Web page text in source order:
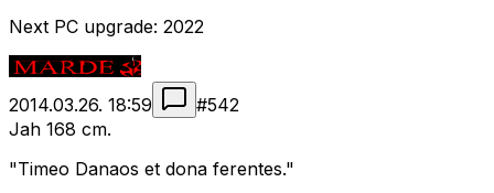
Next PC upgrade: 2022
2014.03.26. 18:59 #542
Jah 168 cm.
"Timeo Danaos et dona ferentes."